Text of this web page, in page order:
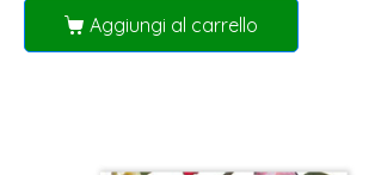
Aggiungi al carrello